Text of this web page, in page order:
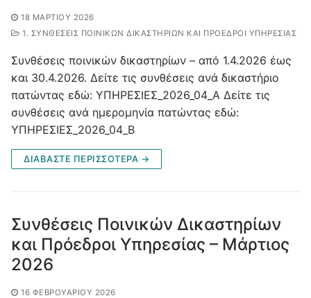
18 ΜΑΡΤΊΟΥ 2026
1. ΣΥΝΘΈΣΕΙΣ ΠΟΙΝΙΚΏΝ ΔΙΚΑΣΤΗΡΊΩΝ ΚΑΙ ΠΡΌΕΔΡΟΙ ΥΠΗΡΕΣΊΑΣ
Συνθέσεις ποινικών δικαστηρίων – από 1.4.2026 έως
και 30.4.2026. Δείτε τις συνθέσεις ανά δικαστήριο
πατώντας εδώ: ΥΠΗΡΕΣΙΕΣ_2026_04_A Δείτε τις
συνθέσεις ανά ημερομηνία πατώντας εδώ:
ΥΠΗΡΕΣΙΕΣ_2026_04_B
ΔΙΑΒΑΣΤΕ ΠΕΡΙΣΣΟΤΕΡΑ →
Συνθέσεις Ποινικών Δικαστηρίων
και Πρόεδροι Υπηρεσίας – Μάρτιος
2026
16 ΦΕΒΡΟΥΑΡΊΟΥ 2026